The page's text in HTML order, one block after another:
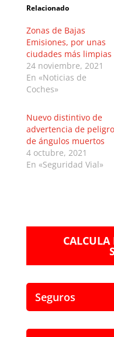
Relacionado
Zonas de Bajas
Emisiones, por unas
ciudades más limpias
24 noviembre, 2021
En «Noticias de
Coches»
Nuevo distintivo de
advertencia de peligro
de ángulos muertos
4 octubre, 2021
En «Seguridad Vial»
CALCULA
Seguros